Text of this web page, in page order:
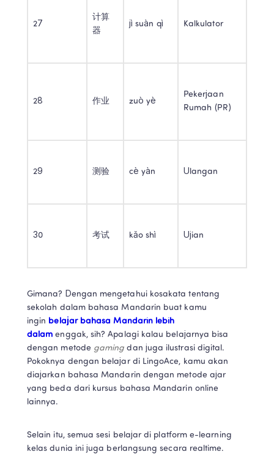
27
计算
器
jì suàn qì Kalkulator
28 作业 zuò yè
Pekerjaan
Rumah (PR)
29 测验 cè yàn Ulangan
30 考试 kǎo shì Ujian
Gimana? Dengan mengetahui kosakata tentang
sekolah dalam bahasa Mandarin buat kamu
ingin belajar bahasa Mandarin lebih
dalam enggak, sih? Apalagi kalau belajarnya bisa
dengan metode gaming dan juga ilustrasi digital.
Pokoknya dengan belajar di LingoAce, kamu akan
diajarkan bahasa Mandarin dengan metode ajar
yang beda dari kursus bahasa Mandarin online
lainnya.
Selain itu, semua sesi belajar di platform e-learning
kelas dunia ini juga berlangsung secara realtime.